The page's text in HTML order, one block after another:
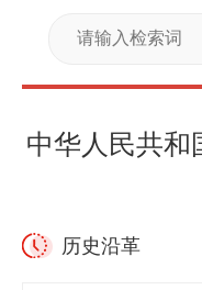
中华人民共和
历史沿革